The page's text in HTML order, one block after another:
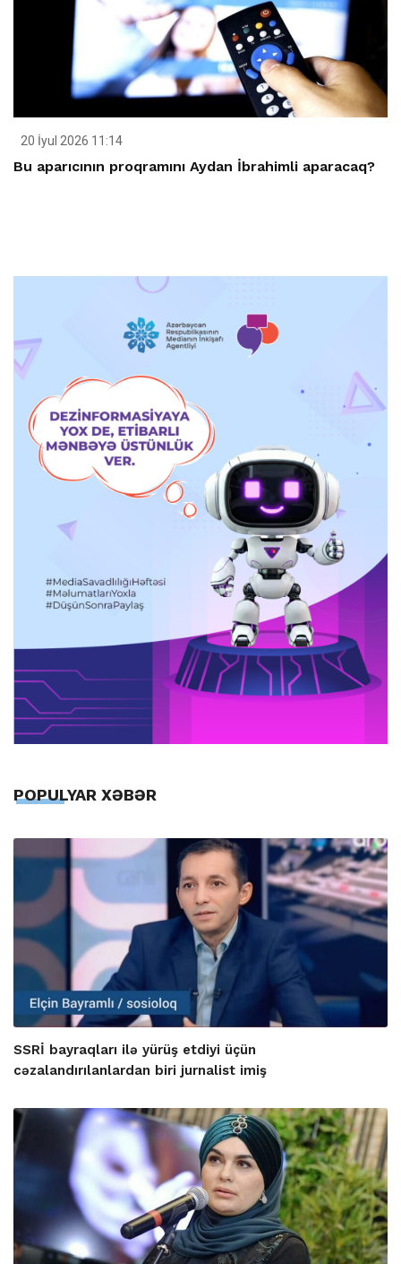
20 İyul 2026 11:14
Bu aparıcının proqramını Aydan İbrahimli aparacaq?
POPULYAR XƏBƏR
SSRİ bayraqları ilə yürüş etdiyi üçün
cəzalandırılanlardan biri jurnalist imiş